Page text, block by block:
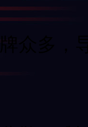
多